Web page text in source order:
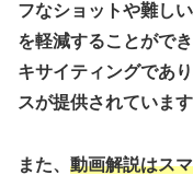
フなショットや難し
を軽減することがで
キサイティングであ
スが提供されています
また、 動画解説はス